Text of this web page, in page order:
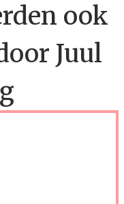
ook
Juul